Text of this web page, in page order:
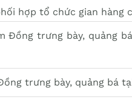
hợp tổ chức gian hàng
trưng bày, quảng bá